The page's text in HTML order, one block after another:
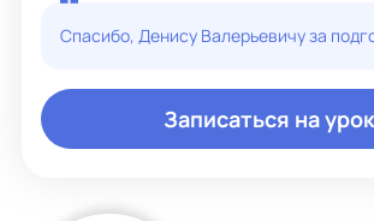
Спасибо, Денису Валерьевичу за
Записаться на урок